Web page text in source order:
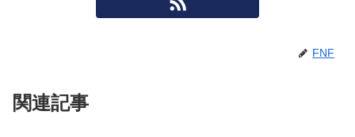
FNF
関連記事